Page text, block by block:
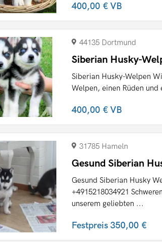
400,00 €VB
44135 Dortmund
Siberian Husky-
Siberian Husky-Welpen
Welpen, einen Rüden
400,00 €VB
31785 Hameln
Gesund Siberian
Gesund Siberian Husky
+4915218034921
unserem geliebten ...
Festpreis350,00 €